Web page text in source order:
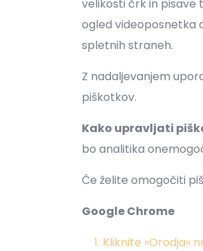
velikosti črk in pisave
ogled videoposnetka
spletnih straneh.
Z nadaljevanjem
piškotkov.
Kako upravljati
bo analitika
Če želite omogočiti
Google Chrome
Kliknite »Orodja«